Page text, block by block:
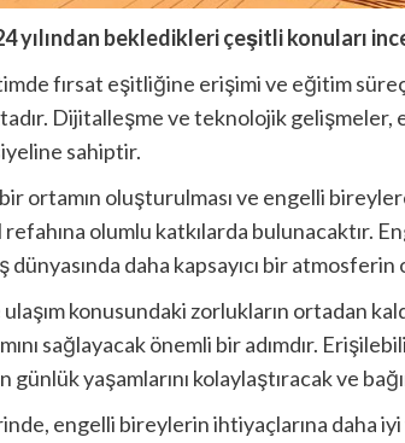
yılından bekledikleri çeşitli konuları
fırsat eşitliğine erişimi ve eğitim
Dijitalleşme ve teknolojik gelişmeler,
sahiptir.
ortamın oluşturulması ve engelli
olumlu katkılarda bulunacaktır.
dünyasında daha kapsayıcı bir atmosferin
ulaşım konusundaki zorlukların ortadan
sağlayacak önemli bir adımdır.
yaşamlarını kolaylaştıracak ve
engelli bireylerin ihtiyaçlarına daha